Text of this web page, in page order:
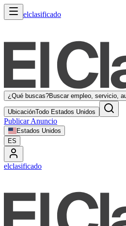
elclasificado
¿Qué buscas?Buscar empleo, servicio,
UbicaciónTodo Estados Unidos
Publicar Anuncio
Estados Unidos
ES
elclasificado